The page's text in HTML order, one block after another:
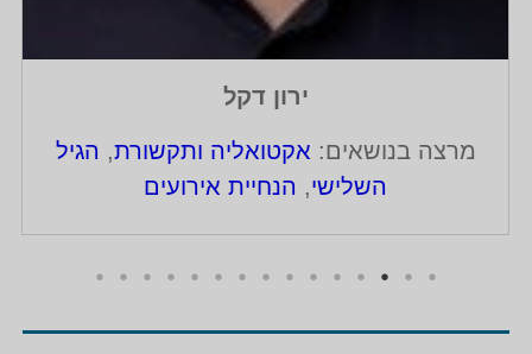
ירון דקל
מרצה בנושאים: אקטואליה ותקשורת, הגיל
השלישי, הנחיית אירועים